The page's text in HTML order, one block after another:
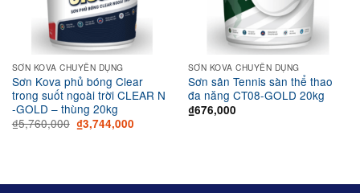
SƠN KOVA CHUYÊN DỤNG
Sơn Kova phủ bóng Clear
trong suốt ngoài trời CLEAR N
-GOLD – thùng 20kg
₫5,760,000 Original
price
₫3,744,000Current
SƠN KOVA CHUYÊN DỤNG
Sơn sân Tennis sàn thể thao
đa năng CT08-GOLD 20kg
₫676,000